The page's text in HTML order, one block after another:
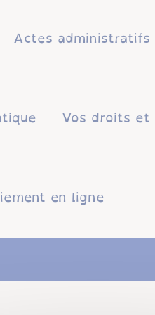
Actes administratifs
Vos droits et
en ligne